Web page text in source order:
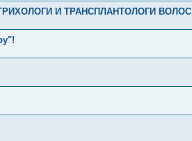
И ТРАНСПЛАНТОЛОГИ ВОЛОС